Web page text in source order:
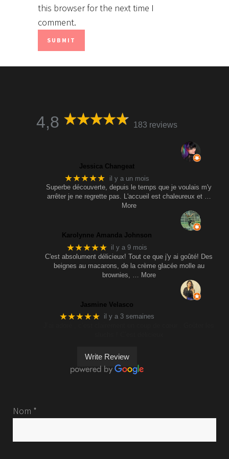
this browser for the next time I
comment.
4,8 183 reviews
Jessica Changeat
★★★★★
il y a un mois
Superbe découverte, depuis le temps que je voulais m'y
arrêter je ne regrette pas. L'accueil est chaleureux et …
More
Karolynne Amanda Johnson
★★★★★ il y a 9 mois
C'est absolument délicieux! Tout ce que j'y ai goûté! Des
beignes au macarons, de la crème glacée molle au
brownies,
… More
Jasmine Velasco
★★★★★ il y a 3 semaines
Write Review
Nom *